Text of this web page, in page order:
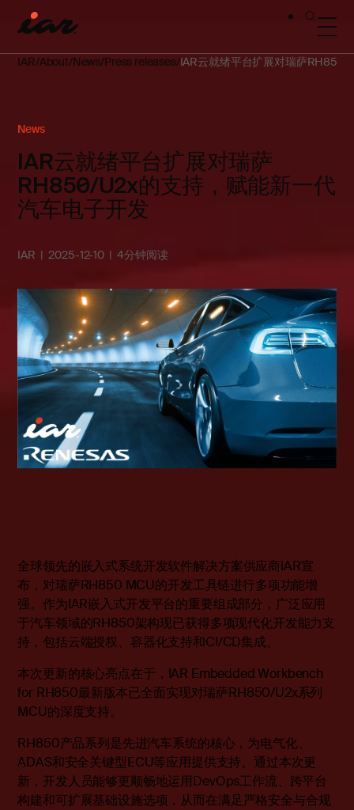
IAR About News Press releases IAR云就绪平台扩展对瑞萨RH850/
News
IAR云就绪平台扩展对瑞萨
RH850/U2x的支持，赋能新一代
汽车电子开发
IAR 2025-12-10 4分钟阅读
全球领先的嵌入式系统开发软件解决方案供应商IAR宣
布，对瑞萨RH850 MCU的开发工具链进行多项功能增
强。作为IAR嵌入式开发平台的重要组成部分，广泛应用
于汽车领域的RH850架构现已获得多项现代化开发能力支
持，包括云端授权、容器化支持和CI/CD集成。
本次更新的核心亮点在于， IAR Embedded Workbench
for RH850最新版本已全面实现对瑞萨RH850/U2x系列
MCU的深度支持。
RH850产品系列是先进汽车系统的核心，为电气化、
ADAS和安全关键型ECU等应用提供支持。通过本次更
新，开发人员能够更顺畅地运用DevOps工作流、跨平台
构建和可扩展基础设施选项，从而在满足严格安全与合规